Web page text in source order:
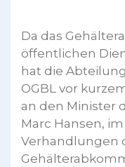
Da das
öffentlichen
hat die
OGBL vor
an den Minister
Marc Hansen,
Verhandlungen